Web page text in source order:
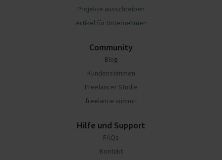
Projekte ausschreiben
Artikel für Unternehmen
Community
Blog
Kundenstimmen
Freelancer Studie
freelance summit
Hilfe und Support
FAQs
Kontakt